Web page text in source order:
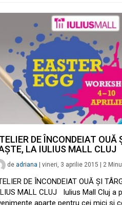
DE ÎNCONDEIAT OUĂ
LA IULIUS MALL CLUJ
de adriana vineri, 3 aprilie 2015 2
DE ÎNCONDEIAT OUĂ ŞI
MALL CLUJ Iulius Mall Cluj a
aparte pentru cei mici şi